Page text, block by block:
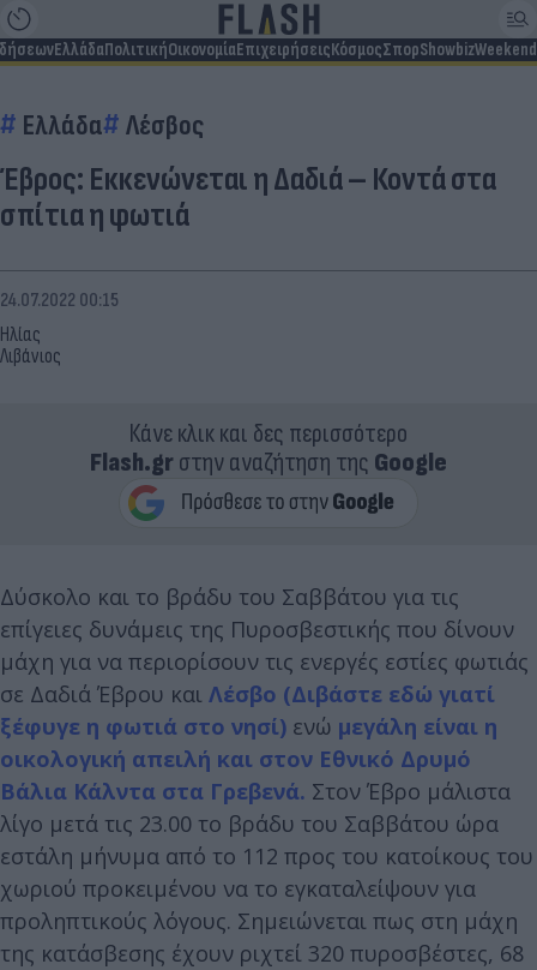
ΕλλάδαΠολιτικήΟικονομίαΕπιχειρήσειςΚόσμοςΣπορShowbizWeekend
Ελλάδα Λέσβος
Έβρος: Εκκενώνεται η Δαδιά – Κοντά στα
σπίτια η φωτιά
Ηλίας
Λιβάνιος
24.07.2022 00:15
Κάνε κλικ και δες περισσότερο
Flash.grστην αναζήτηση της Google
Δύσκολο και το βράδυ του Σαββάτου για τις
επίγειες δυνάμεις της Πυροσβεστικής που δίνουν
μάχη για να περιορίσουν τις ενεργές εστίες φωτιάς
σε Δαδιά Έβρου και Λέσβο (Διβάστε εδώ γιατί
ξέφυγε η φωτιά στο νησί) ενώ μεγάλη είναι η
οικολογική απειλή και στον Εθνικό Δρυμό
Βάλια Κάλντα στα Γρεβενά. Στον Έβρο μάλιστα
λίγο μετά τις 23.00 το βράδυ του Σαββάτου ώρα
εστάλη μήνυμα από το 112 προς του κατοίκους του
χωριού προκειμένου να το εγκαταλείψουν για
προληπτικούς λόγους. Σημειώνεται πως στη μάχη
της κατάσβεσης έχουν ριχτεί 320 πυροσβέστες, 68